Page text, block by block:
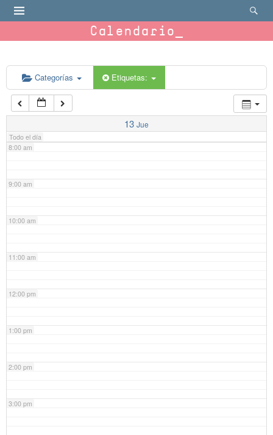
Calendario
Categorías Etiquetas:
13 Jue
Todo el día
6:00 am
7:00 am
8:00 am
9:00 am
10:00 am
11:00 am
12:00 pm
1:00 pm
2:00 pm
3:00 pm